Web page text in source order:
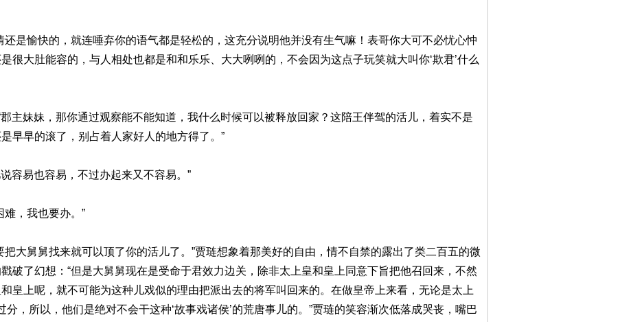
还是愉快的，就连唾弃你的语气都是轻松的，这充分说明他并没有生气嘛！表哥你大可不必忧心忡
很大肚能容的，与人相处也都是和和乐乐、大大咧咧的，不会因为这点子玩笑就大叫你‘欺君’什么
主妹妹，那你通过观察能不能知道，我什么时候可以被释放回家？这陪王伴驾的活儿，着实不是
早早的滚了，别占着人家好人的地方得了。”
容易也容易，不过办起来又不容易。”
难，我也要办。”
把大舅舅找来就可以顶了你的活儿了。”贾琏想象着那美好的自由，情不自禁的露出了类二百五的微
破了幻想：“但是大舅舅现在是受命于君效力边关，除非太上皇和皇上同意下旨把他召回来，不然
皇上呢，就不可能为这种儿戏似的理由把派出去的将军叫回来的。在做皇帝上来看，无论是太上
分，所以，他们是绝对不会干这种‘故事戏诸侯’的荒唐事儿的。”贾琏的笑容渐次低落成哭丧，嘴巴